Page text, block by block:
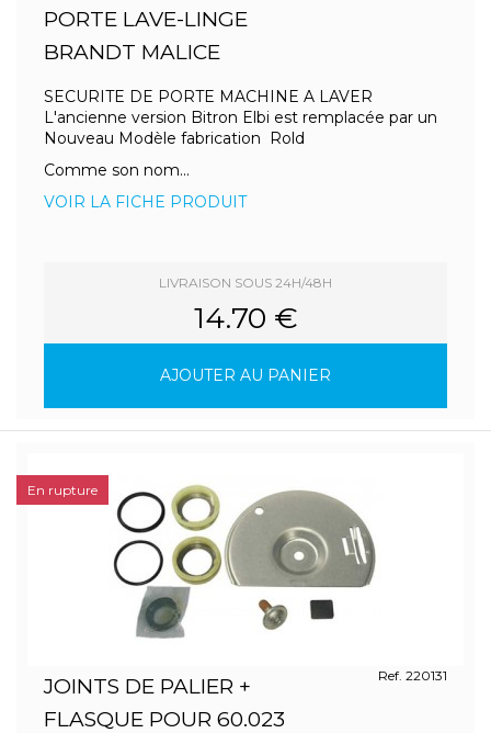
PORTE LAVE-LINGE
BRANDT MALICE
SECURITE DE PORTE MACHINE A LAVER
L'ancienne version Bitron Elbi est remplacée par un
Nouveau Modèle fabrication Rold
Comme son nom...
VOIR LA FICHE PRODUIT
LIVRAISON SOUS 24H/48H
14.70 €
AJOUTER AU PANIER
JOINTS DE PALIER +
FLASQUE POUR 60.023
Ref. 220131
En rupture